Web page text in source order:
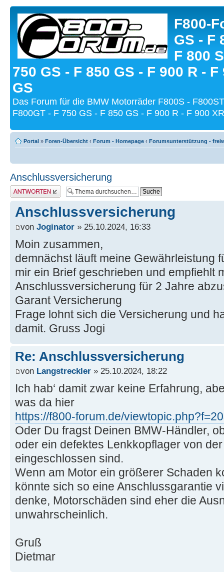
F800-
GS - F
F 800
750 GS - F 850 GS - F 900 R - F
GS
Das Forum für die BMW Motorräder F800S -
F800GT - F 750 GS - F 850 GS - F 900 R - F 900
Portal » Foren-Übersicht ‹ Forum - Homepage ‹ Forumsunterstützung -
Anschlussversicherung
Antwort schreiben
Anschlussversicherung
von Joginator » 25.10.2024, 16:33
Moin zusammen,
demnächst läuft meine Gewährleistung
mir ein Brief geschrieben und empfiehlt
Anschlussversicherung für 2 Jahre
Garant Versicherung
Frage lohnt sich die Versicherung und
damit. Gruss Jogi
Re: Anschlussversicherung
von Langstreckler » 25.10.2024, 18:22
Ich hab‘ damit zwar keine Erfahrung,
was da hier
https://f800-forum.de/
Oder Du fragst Deinen BMW-Händler,
oder ein defektes Lenkkopflager von
eingeschlossen sind.
Wenn am Motor ein größerer Schaden
könnte sich so eine Anschlussgarantie
denke, Motorschäden sind eher die
unwahrscheinlich.
Gruß
Dietmar